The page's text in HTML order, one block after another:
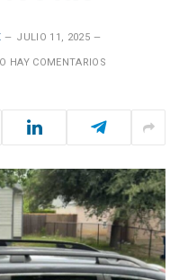
JULIO 11, 2025
HAY COMENTARIOS